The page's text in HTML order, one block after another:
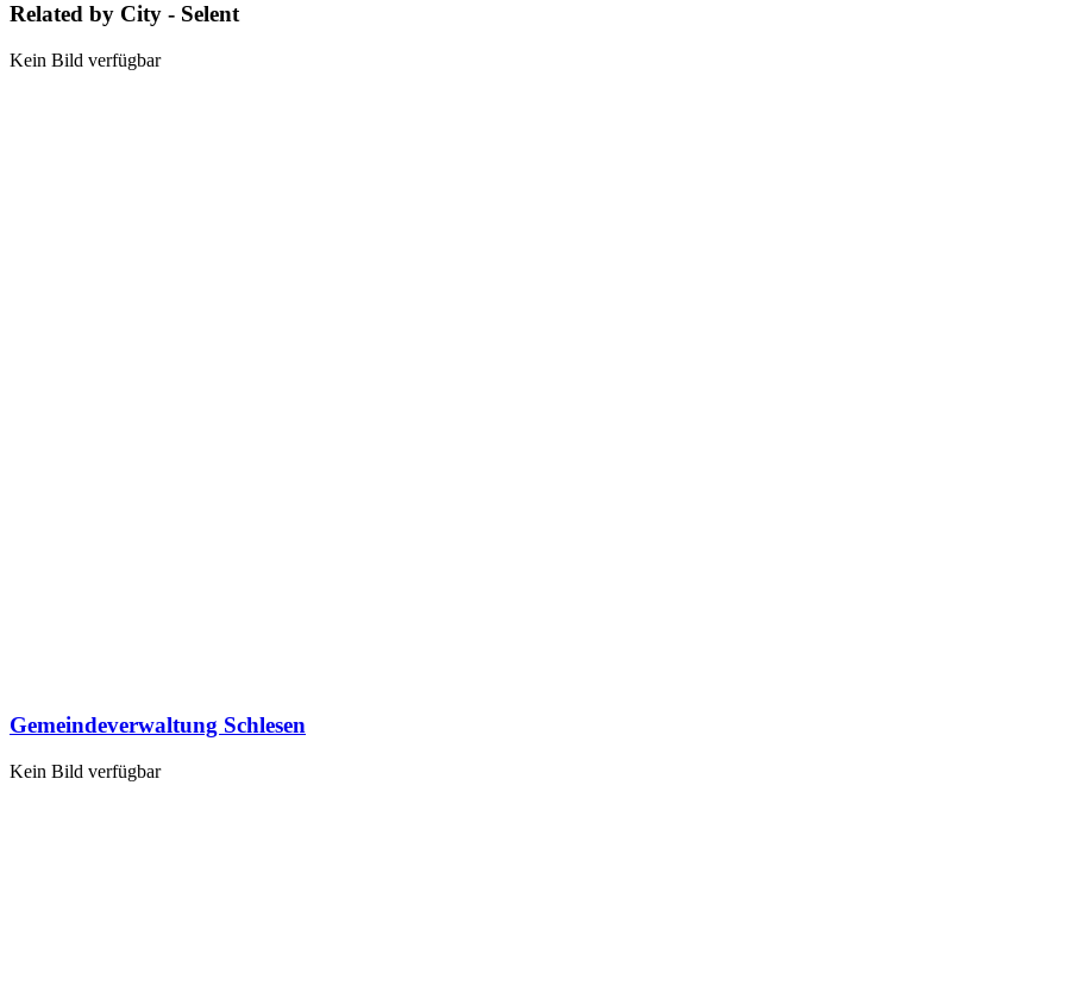
Related by City - Selent
Kein Bild verfügbar
Gemeindeverwaltung Schlesen
Kein Bild verfügbar